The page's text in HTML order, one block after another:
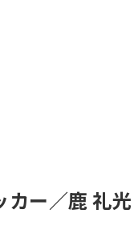
ー／鹿 礼光